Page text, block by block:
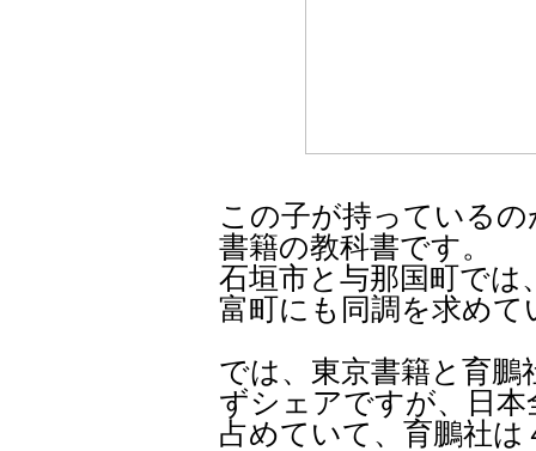
この子が持っている
書籍の教科書です。
石垣市と与那国町では
富町にも同調を求めて
では、東京書籍と育
ずシェアですが、日
占めていて、育鵬社